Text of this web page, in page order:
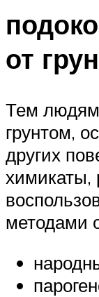
от
Тем
грунтом,
других
химикаты,
методами